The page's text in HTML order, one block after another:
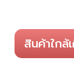
สินค้าใกล้